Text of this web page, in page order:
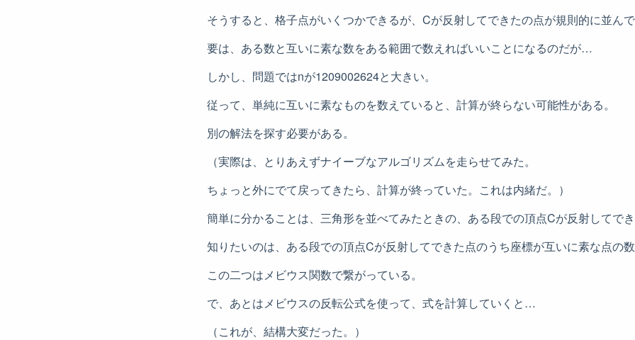
そうすると、格子点がいくつかできるが、Cが反射してできたの点が規則的に並んで
要は、ある数と互いに素な数をある範囲で数えればいいことになるのだが…
しかし、問題ではnが1209002624と大きい。
従って、単純に互いに素なものを数えていると、計算が終らない可能性がある。
別の解法を探す必要がある。
（実際は、とりあえずナイーブなアルゴリズムを走らせてみた。
ちょっと外にでて戻ってきたら、計算が終っていた。これは内緒だ。）
簡単に分かることは、三角形を並べてみたときの、ある段での頂点Cが反射してでき
知りたいのは、ある段での頂点Cが反射してできた点のうち座標が互いに素な点の数
この二つはメビウス関数で繋がっている。
で、あとはメビウスの反転公式を使って、式を計算していくと…
（これが、結構大変だった。）